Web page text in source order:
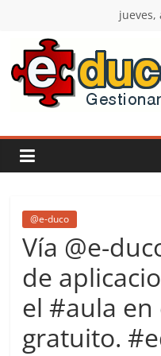
contenido
jueves,
E-
duco:
Gestión
del
Learn
Do
@e-duco
Vía @e-
de
el #aula
gratuito.